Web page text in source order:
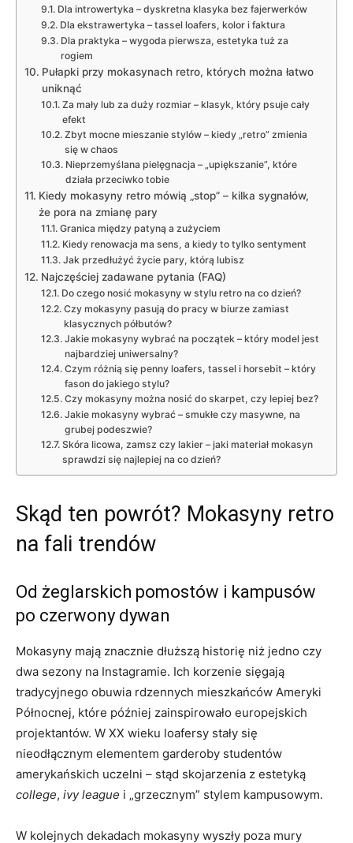
Dla introwertyka – dyskretna klasyka bez fajerwerków
Dla ekstrawertyka – tassel loafers, kolor i faktura
Dla praktyka – wygoda pierwsza, estetyka tuż za
rogiem
Pułapki przy mokasynach retro, których można łatwo
uniknąć
Za mały lub za duży rozmiar – klasyk, który psuje cały
efekt
Zbyt mocne mieszanie stylów – kiedy „retro” zmienia
się w chaos
Nieprzemyślana pielęgnacja – „upiększanie”, które
działa przeciwko tobie
Kiedy mokasyny retro mówią „stop” – kilka sygnałów,
że pora na zmianę pary
Granica między patyną a zużyciem
Kiedy renowacja ma sens, a kiedy to tylko sentyment
Jak przedłużyć życie pary, którą lubisz
Najczęściej zadawane pytania (FAQ)
Do czego nosić mokasyny w stylu retro na co dzień?
Czy mokasyny pasują do pracy w biurze zamiast
klasycznych półbutów?
Jakie mokasyny wybrać na początek – który model jest
najbardziej uniwersalny?
Czym różnią się penny loafers, tassel i horsebit – który
fason do jakiego stylu?
Czy mokasyny można nosić do skarpet, czy lepiej bez?
Jakie mokasyny wybrać – smukłe czy masywne, na
grubej podeszwie?
Skóra licowa, zamsz czy lakier – jaki materiał mokasyn
sprawdzi się najlepiej na co dzień?
Skąd ten powrót? Mokasyny retro
na fali trendów
Od żeglarskich pomostów i kampusów
po czerwony dywan
Mokasyny mają znacznie dłuższą historię niż jedno czy
dwa sezony na Instagramie. Ich korzenie sięgają
tradycyjnego obuwia rdzennych mieszkańców Ameryki
Północnej, które później zainspirowało europejskich
projektantów. W XX wieku loafersy stały się
nieodłącznym elementem garderoby studentów
amerykańskich uczelni – stąd skojarzenia z estetyką
college, ivy league i „grzecznym” stylem kampusowym.
W kolejnych dekadach mokasyny wyszły poza mury